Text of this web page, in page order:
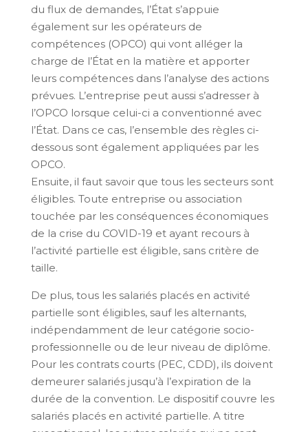
du flux de demandes, l’État s’appuie
également sur les opérateurs de
compétences (OPCO) qui vont alléger la
charge de l’État en la matière et apporter
leurs compétences dans l’analyse des actions
prévues. L’entreprise peut aussi s’adresser à
l’OPCO lorsque celui-ci a conventionné avec
l’État. Dans ce cas, l’ensemble des règles ci-
dessous sont également appliquées par les
OPCO.
Ensuite, il faut savoir que tous les secteurs sont
éligibles. Toute entreprise ou association
touchée par les conséquences économiques
de la crise du COVID-19 et ayant recours à
l’activité partielle est éligible, sans critère de
taille.
De plus, tous les salariés placés en activité
partielle sont éligibles, sauf les alternants,
indépendamment de leur catégorie socio-
professionnelle ou de leur niveau de diplôme.
Pour les contrats courts (PEC, CDD), ils doivent
demeurer salariés jusqu’à l’expiration de la
durée de la convention. Le dispositif couvre les
salariés placés en activité partielle. A titre